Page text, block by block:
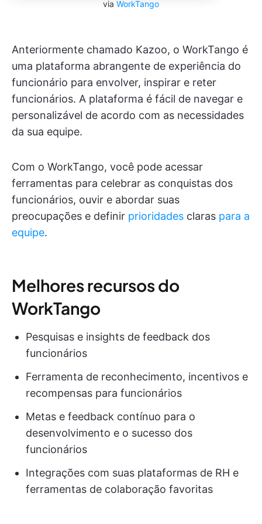
via WorkTango
Anteriormente chamado Kazoo, o WorkTango é
uma plataforma abrangente de experiência do
funcionário para envolver, inspirar e reter
funcionários. A plataforma é fácil de navegar e
personalizável de acordo com as necessidades
da sua equipe.
Com o WorkTango, você pode acessar
ferramentas para celebrar as conquistas dos
funcionários, ouvir e abordar suas
preocupações e definir prioridades claras para a
equipe.
Melhores recursos do
WorkTango
Pesquisas e insights de feedback dos
funcionários
Ferramenta de reconhecimento, incentivos e
recompensas para funcionários
Metas e feedback contínuo para o
desenvolvimento e o sucesso dos
funcionários
Integrações com suas plataformas de RH e
ferramentas de colaboração favoritas